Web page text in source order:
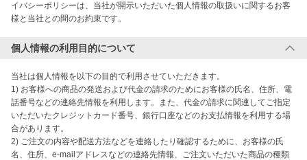
イバシーポリシーは、当社が開示いただいた個人情報の取扱いに関するお客
様と当社との間のお約束です。
個人情報の利用目的について
当社は個人情報を以下の目的で利用させていただきます。
1) お客様への商品の発送および代金の請求のためにお客様の氏名、住所、電
話番号などの連絡先情報を利用します。また、代金の請求に関連してご指定
いただいたクレジットカード番号、銀行口座などのお支払情報を利用する場
合があります。
2) ご注文の内容や配送方法などを連絡したり確認するために、お客様の氏
名、住所、e-mailアドレスなどの連絡先情報、ご注文いただいた商品の種類